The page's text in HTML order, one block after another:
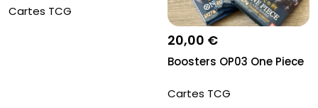
Cartes TCG
20,00 €
Boosters OP03 One Piece
Cartes TCG